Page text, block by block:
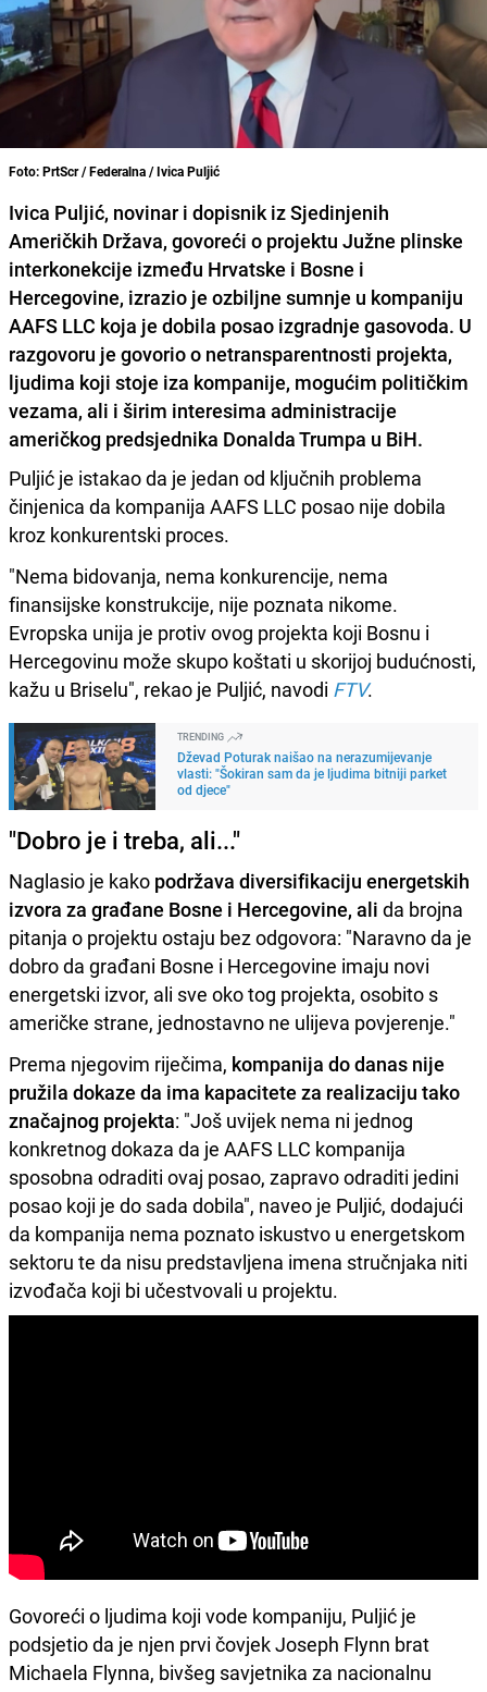
Foto: PrtScr / Federalna / Ivica Puljić
Ivica Puljić, novinar i dopisnik iz Sjedinjenih
Američkih Država, govoreći o projektu Južne plinske
interkonekcije između Hrvatske i Bosne i
Hercegovine, izrazio je ozbiljne sumnje u kompaniju
AAFS LLC koja je dobila posao izgradnje gasovoda. U
razgovoru je govorio o netransparentnosti projekta,
ljudima koji stoje iza kompanije, mogućim političkim
vezama, ali i širim interesima administracije
američkog predsjednika Donalda Trumpa u BiH.
Puljić je istakao da je jedan od ključnih problema
činjenica da kompanija AAFS LLC posao nije dobila
kroz konkurentski proces.
"Nema bidovanja, nema konkurencije, nema
finansijske konstrukcije, nije poznata nikome.
Evropska unija je protiv ovog projekta koji Bosnu i
Hercegovinu može skupo koštati u skorijoj budućnosti,
kažu u Briselu", rekao je Puljić, navodi FTV.
TRENDING
Dževad Poturak naišao na nerazumijevanje
vlasti: "Šokiran sam da je ljudima bitniji parket
od djece"
"Dobro je i treba, ali..."
Naglasio je kako podržava diversifikaciju energetskih
izvora za građane Bosne i Hercegovine, ali da brojna
pitanja o projektu ostaju bez odgovora: "Naravno da je
dobro da građani Bosne i Hercegovine imaju novi
energetski izvor, ali sve oko tog projekta, osobito s
američke strane, jednostavno ne ulijeva povjerenje."
Prema njegovim riječima, kompanija do danas nije
pružila dokaze da ima kapacitete za realizaciju tako
značajnog projekta: "Još uvijek nema ni jednog
konkretnog dokaza da je AAFS LLC kompanija
sposobna odraditi ovaj posao, zapravo odraditi jedini
posao koji je do sada dobila", naveo je Puljić, dodajući
da kompanija nema poznato iskustvo u energetskom
sektoru te da nisu predstavljena imena stručnjaka niti
izvođača koji bi učestvovali u projektu.
Govoreći o ljudima koji vode kompaniju, Puljić je
podsjetio da je njen prvi čovjek Joseph Flynn brat
Michaela Flynna, bivšeg savjetnika za nacionalnu